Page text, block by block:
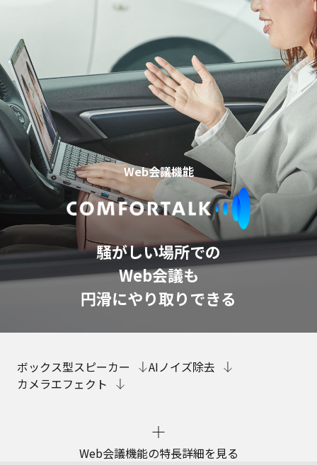
Web会議機能
騒がしい場所での
Web会議も
円滑にやり取りできる
ボックス型スピーカー
AIノイズ除去
カメラエフェクト
Web会議機能の特長詳細を見る